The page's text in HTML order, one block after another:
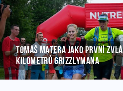
TOMÁŠ MATERA JAKO PRVNÍ
KILOMETRŮ GRIZZLYMANA